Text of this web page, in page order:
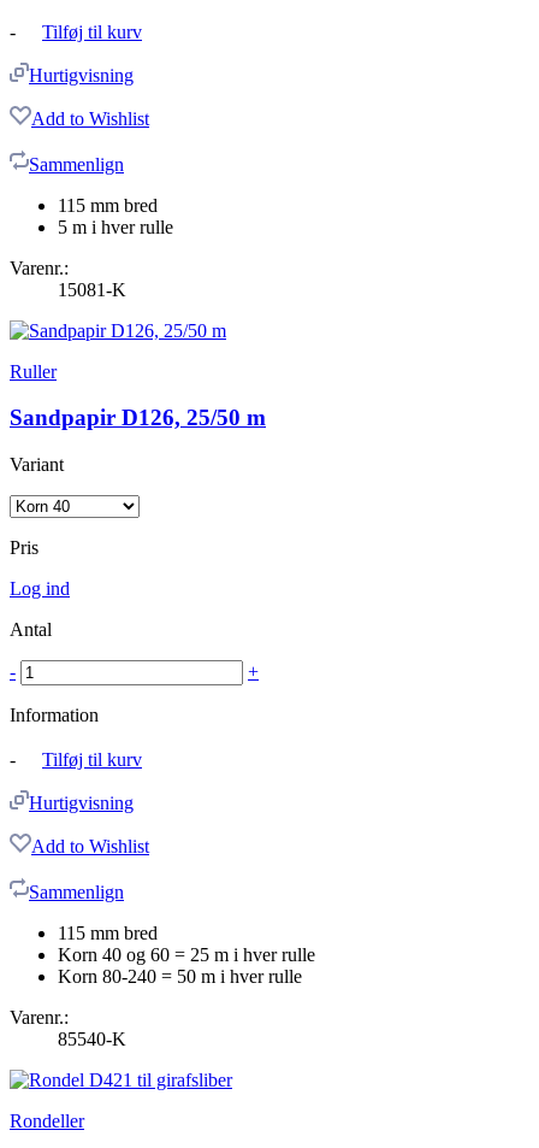
- Tilføj til kurv
Hurtigvisning
Add to Wishlist
Sammenlign
115 mm bred
5 m i hver rulle
Varenr.:
15081-K
Ruller
Sandpapir D126, 25/50 m
Variant
Pris
Log ind
Antal
- +
Information
- Tilføj til kurv
Hurtigvisning
Add to Wishlist
Sammenlign
115 mm bred
Korn 40 og 60 = 25 m i hver rulle
Korn 80-240 = 50 m i hver rulle
Varenr.:
85540-K
Rondeller